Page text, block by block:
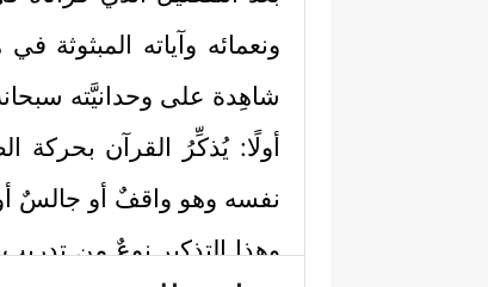
ونعمائه وآياته
شاهِدة على وحدانيَّته
أولًا: يُذكِّرُ القرآن بحركة
نفسه وهو واقفٌ أو جالسٌ
وهذا التذكير نوعٌ مِن